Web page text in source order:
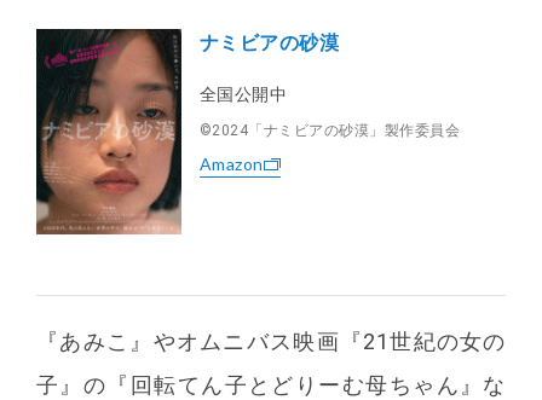
ナミビアの砂漠
全国公開中
©︎2024「ナミビアの砂漠」製作委員会
Amazon
『あみこ』やオムニバス映画『21世紀の女の
子』の『回転てん子とどりーむ母ちゃん』な